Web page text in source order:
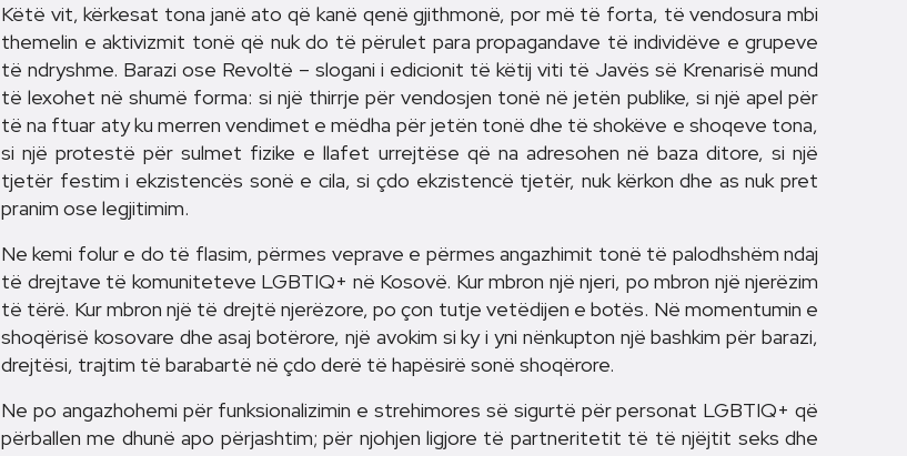
Këtë vit, kërkesat tona janë ato që kanë qenë gjithmonë, por më të forta, të vendosura mbi
themelin e aktivizmit tonë që nuk do të përulet para propagandave të individëve e grupeve
të ndryshme. Barazi ose Revoltë – slogani i edicionit të këtij viti të Javës së Krenarisë mund
të lexohet në shumë forma: si një thirrje për vendosjen tonë në jetën publike, si një apel për
të na ftuar aty ku merren vendimet e mëdha për jetën tonë dhe të shokëve e shoqeve tona,
si një protestë për sulmet fizike e llafet urrejtëse që na adresohen në baza ditore, si një
tjetër festim i ekzistencës sonë e cila, si çdo ekzistencë tjetër, nuk kërkon dhe as nuk pret
pranim ose legjitimim.
Ne kemi folur e do të flasim, përmes veprave e përmes angazhimit tonë të palodhshëm ndaj
të drejtave të komuniteteve LGBTIQ+ në Kosovë. Kur mbron një njeri, po mbron një njerëzim
të tërë. Kur mbron një të drejtë njerëzore, po çon tutje vetëdijen e botës. Në momentumin e
shoqërisë kosovare dhe asaj botërore, një avokim si ky i yni nënkupton një bashkim për barazi,
drejtësi, trajtim të barabartë në çdo derë të hapësirë sonë shoqërore.
Ne po angazhohemi për funksionalizimin e strehimores së sigurtë për personat LGBTIQ+ që
përballen me dhunë apo përjashtim; për njohjen ligjore të partneritetit të të njëjtit seks dhe